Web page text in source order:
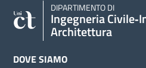
DIPARTIMENTO DI
Ingegneria
Architettura
DOVE SIAMO